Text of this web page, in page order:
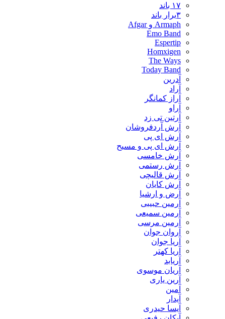
۱۷ باند
۳برار باند
Armaph و Afgar
Emo Band
Espertip
Homxigen
The Ways
Today Band
آدرین
آراد
آراز کمانگر
آراو
آرتین تی زد
آرش آردفروشان
آرش ای پی
آرش ای پی و مسیح
آرش خامسی
آرش رستمی
آرش قالیچی
آرش کایان
​آرض و ارشیا
آرمین حبیبی
آرمین سمیعی
آرمین مرسی
آروان جوان
آریا جوان
آریا کهتر
آریابد
آریان موسوی
آرین یاری
آمین
آیدار
آیسا حیدری